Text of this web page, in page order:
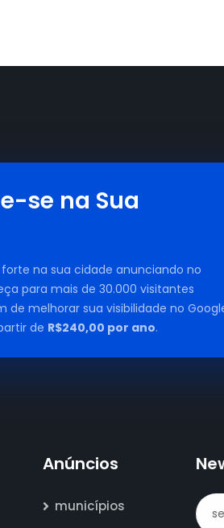
se na Sua
na sua cidade anunciando no
para mais de 30.000 visitantes
de melhorar sua visibilidade no
de R$240,00 por ano.
Anúncios
municípios